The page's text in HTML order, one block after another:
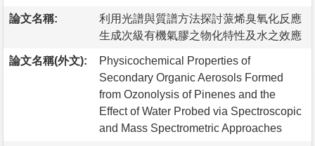
論文名稱:
利用光譜與質譜方法探討蒎烯臭氧化反應
生成次級有機氣膠之物化特性及水之效應
論文名稱(外文):
Physicochemical Properties of
Secondary Organic Aerosols Formed
from Ozonolysis of Pinenes and the
Effect of Water Probed via Spectroscopic
and Mass Spectrometric Approaches